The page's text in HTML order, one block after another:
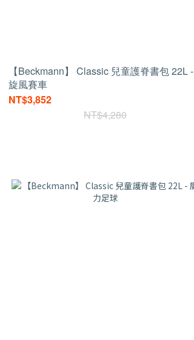
【Beckmann】 Classic 兒童護脊書包 22L -
旋風賽車
NT$3,852
NT$4,280